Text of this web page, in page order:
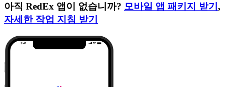
아직 RedEx 앱이 없습니까? 모바일 앱 패키지 받기 ,
자세한 작업 지침 받기